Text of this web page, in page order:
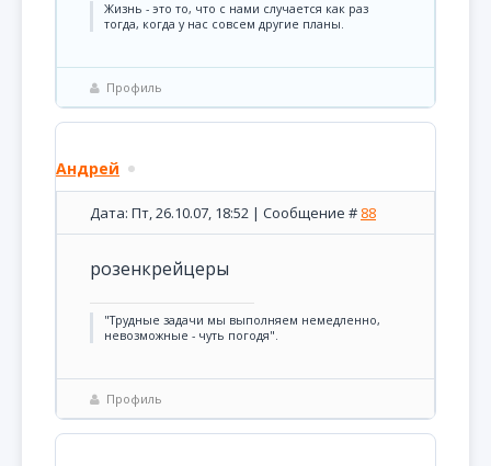
Жизнь - это то, что с нами случается как раз
тогда, когда у нас совсем другие планы.
Профиль
Андрей
Дата: Пт, 26.10.07, 18:52 | Сообщение # 88
розенкрейцеры
"Трудные задачи мы выполняем немедленно,
невозможные - чуть погодя".
Профиль